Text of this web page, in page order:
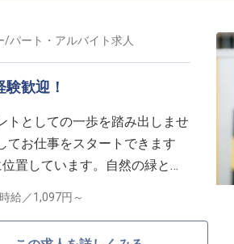
/パート・アルバイト求人
歓迎！
トとしての一歩を踏み出しませ
てお仕事をスタートできます
置しています。自然の緑とバ
建物が魅力です。ワンちゃん
時給／1,097円～